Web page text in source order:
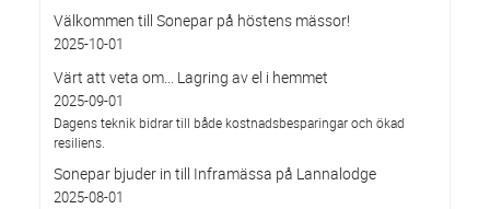
Välkommen till Sonepar på höstens mässor!
2025-10-01
Värt att veta om... Lagring av el i hemmet
2025-09-01
Dagens teknik bidrar till både kostnadsbesparingar och ökad
resiliens.
Sonepar bjuder in till Inframässa på Lannalodge
2025-08-01